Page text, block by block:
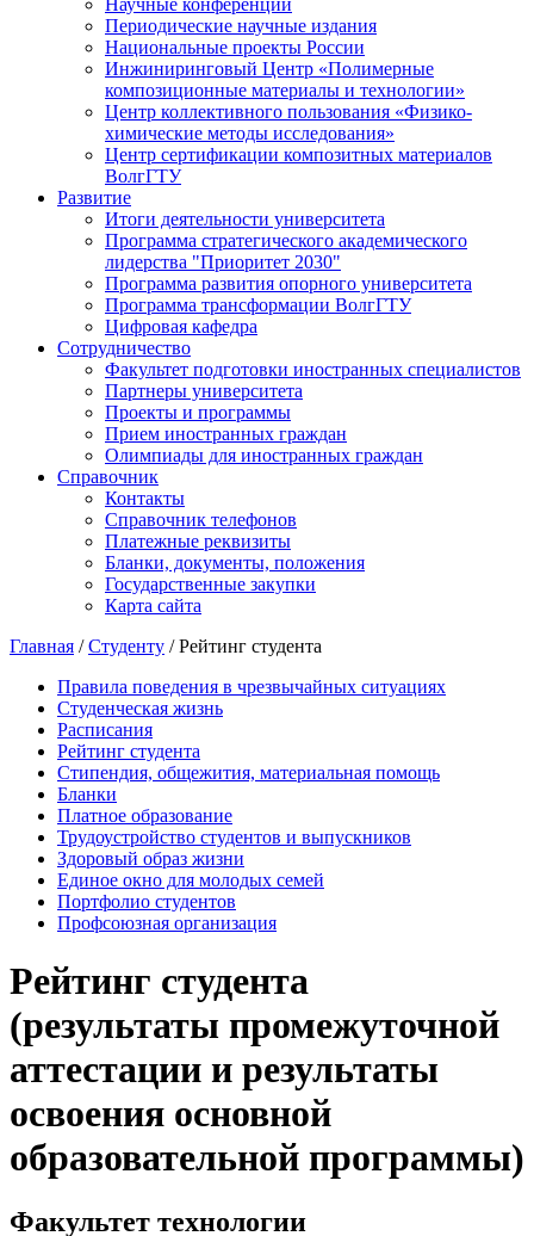
Научные конференции
Периодические научные издания
Национальные проекты России
Инжиниринговый Центр «Полимерные
композиционные материалы и технологии»
Центр коллективного пользования «Физико-
химические методы исследования»
Центр сертификации композитных материалов
ВолгГТУ
Развитие
Итоги деятельности университета
Программа стратегического академического
лидерства "Приоритет 2030"
Программа развития опорного университета
Программа трансформации ВолгГТУ
Цифровая кафедра
Сотрудничество
Факультет подготовки иностранных специалистов
Партнеры университета
Проекты и программы
Прием иностранных граждан
Олимпиады для иностранных граждан
Справочник
Контакты
Справочник телефонов
Платежные реквизиты
Бланки, документы, положения
Государственные закупки
Карта сайта
Главная /Студенту / Рейтинг студента
Правила поведения в чрезвычайных ситуациях
Студенческая жизнь
Расписания
Рейтинг студента
Стипендия, общежития, материальная помощь
Бланки
Платное образование
Трудоустройство студентов и выпускников
Здоровый образ жизни
Единое окно для молодых семей
Портфолио студентов
Профсоюзная организация
Рейтинг студента
(результаты промежуточной
аттестации и результаты
освоения основной
образовательной программы)
Факультет технологии